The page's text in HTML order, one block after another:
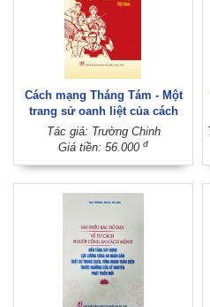
Cách mạng Tháng Tám - Một
trang sử oanh liệt của cách
mạng Việt Nam
Tác giả: Trường Chinh
Giá tiền: 56.000 đ